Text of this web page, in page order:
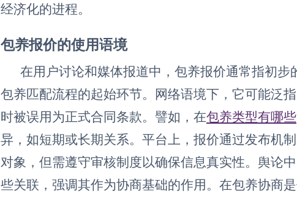
经济化的进程。
包养报价的使用语境
在用户讨论和媒体报道中，包养报价通常指初步
包养匹配流程的起始环节。网络语境下，它可能泛
时被误用为正式合同条款。譬如，在包养类型有哪些
异，如短期或长期关系。平台上，报价通过发布机
对象，但需遵守审核制度以确保信息真实性。舆论
些关联，强调其作为协商基础的作用。在包养协商